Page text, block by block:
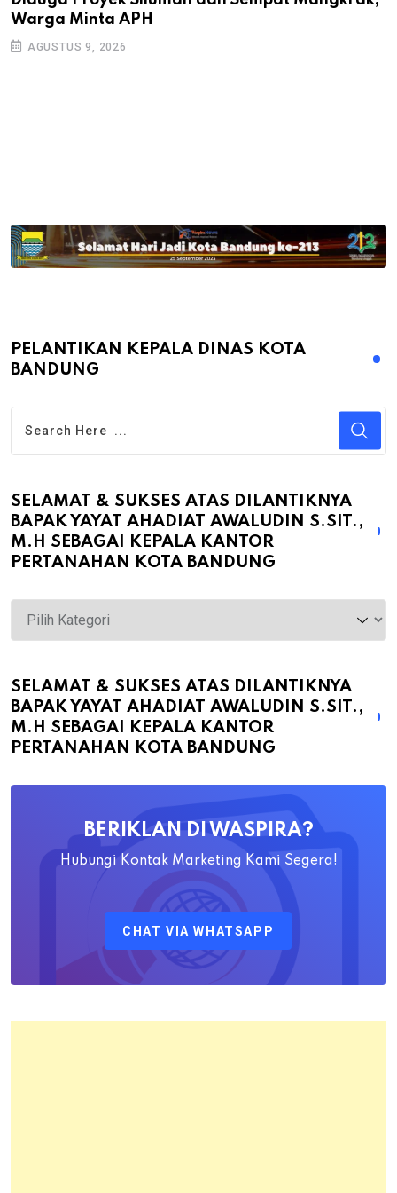
Warga Minta APH
AGUSTUS 9, 2026
PELANTIKAN KEPALA DINAS KOTA
BANDUNG
SELAMAT & SUKSES ATAS DILANTIKNYA
BAPAK YAYAT AHADIAT AWALUDIN S.SIT.,
M.H SEBAGAI KEPALA KANTOR
PERTANAHAN KOTA BANDUNG
atas
Dilantiknya
Bapak
Ahadiat
Pertanahan
Kota
SELAMAT & SUKSES ATAS DILANTIKNYA
BAPAK YAYAT AHADIAT AWALUDIN S.SIT.,
M.H SEBAGAI KEPALA KANTOR
PERTANAHAN KOTA BANDUNG
BERIKLAN DI WASPIRA?
Hubungi Kontak Marketing Kami Segera!
CHAT VIA WHATSAPP